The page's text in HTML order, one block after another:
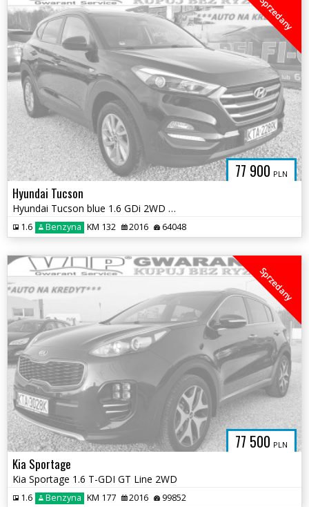
77 900 PLN
Sprzedany
Hyundai Tucson
Hyundai Tucson blue 1.6 GDi 2WD Navi
1.6 Benzyna KM 132 2016 64048
77 500 PLN
Sprzedany
Kia Sportage
Kia Sportage 1.6 T-GDI GT Line 2WD
1.6 Benzyna KM 177 2016 99852